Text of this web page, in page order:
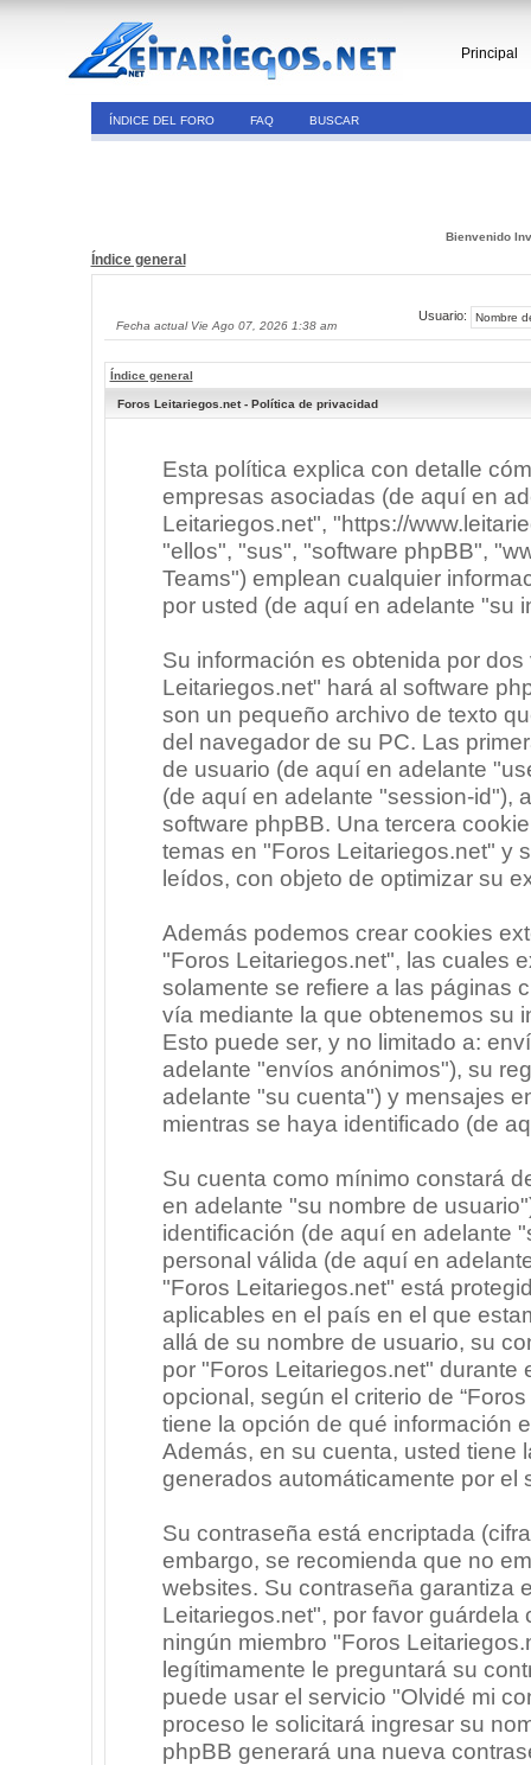
Principal
ÍNDICE DEL FORO FAQ BUSCAR
Bienvenido
Índice general
Fecha actual Vie Ago 07, 2026 1:38 am
Usuario:
Índice general
Foros Leitariegos.net - Política de privacidad
Esta política explica con detalle
empresas asociadas (de aquí en
Leitariegos.net", "https://
"ellos", "sus", "software phpBB",
Teams") emplean cualquier
por usted (de aquí en adelante "su
Su información es obtenida por
Leitariegos.net" hará al software
son un pequeño archivo de texto
del navegador de su PC. Las
de usuario (de aquí en adelante
(de aquí en adelante "session-id"),
software phpBB. Una tercera
temas en "Foros Leitariegos.net" y
leídos, con objeto de optimizar su
Además podemos crear cookies
"Foros Leitariegos.net", las cuales
solamente se refiere a las páginas
vía mediante la que obtenemos su
Esto puede ser, y no limitado a:
adelante "envíos anónimos"), su
adelante "su cuenta") y mensajes
mientras se haya identificado (de
Su cuenta como mínimo constará
en adelante "su nombre de
identificación (de aquí en adelante
personal válida (de aquí en
"Foros Leitariegos.net" está
aplicables en el país en el que
allá de su nombre de usuario, su
por "Foros Leitariegos.net" durante
opcional, según el criterio de
tiene la opción de qué información
Además, en su cuenta, usted tiene
generados automáticamente por el
Su contraseña está encriptada
embargo, se recomienda que no
websites. Su contraseña garantiza
Leitariegos.net", por favor
ningún miembro "Foros
legítimamente le preguntará su
puede usar el servicio "Olvidé mi
proceso le solicitará ingresar su
phpBB generará una nueva